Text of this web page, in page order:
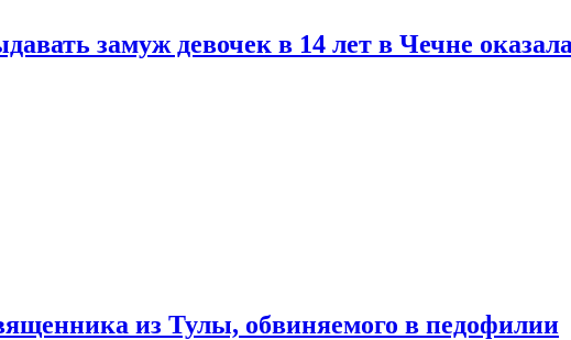
замуж девочек в 14 лет в Чечне
из Тулы, обвиняемого в педофилии